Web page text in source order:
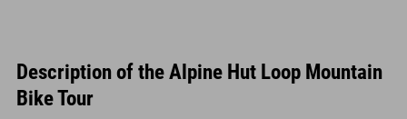
Description of the Alpine Hut Loop Mountain
Bike Tour